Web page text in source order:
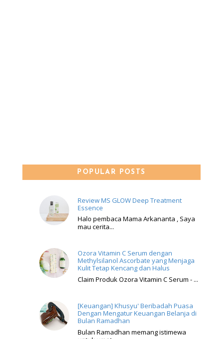
POPULAR POSTS
Review MS GLOW Deep Treatment
Essence
Halo pembaca Mama Arkananta , Saya
mau cerita...
Ozora Vitamin C Serum dengan
Methylsilanol Ascorbate yang Menjaga
Kulit Tetap Kencang dan Halus
Claim Produk Ozora Vitamin C Serum - ...
[Keuangan] Khusyu' Beribadah Puasa
Dengan Mengatur Keuangan Belanja di
Bulan Ramadhan
Bulan Ramadhan memang istimewa